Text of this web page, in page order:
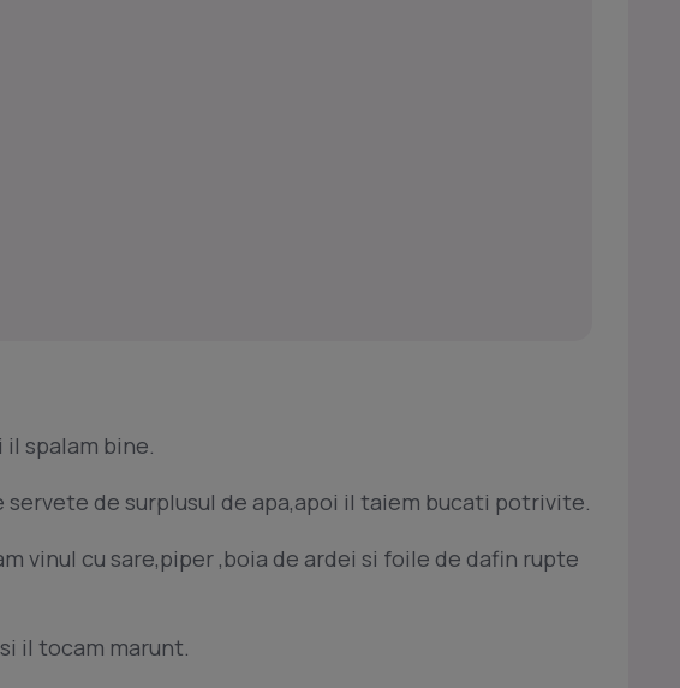
il spalam bine.
servete de surplusul de apa,apoi il taiem bucati potrivite.
vinul cu sare,piper ,boia de ardei si foile de dafin rupte
il tocam marunt.